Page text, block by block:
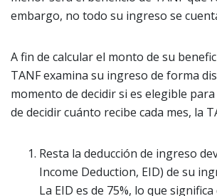
embargo, no todo su ingreso se
A fin de calcular el monto de su
TANF examina su ingreso de forma
momento de decidir si es elegible
de decidir cuánto recibe cada mes, la
Resta la deducción de ingreso
Income Deduction, EID) de su
La EID es de 75%, lo que